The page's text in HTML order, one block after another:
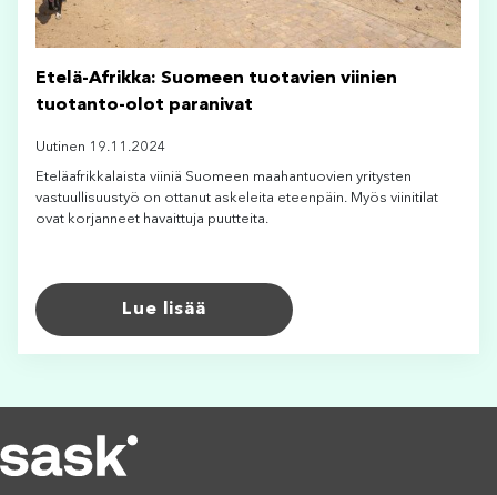
Etelä-Afrikka: Suomeen tuotavien viinien
tuotanto-olot paranivat
Uutinen 19.11.2024
Eteläafrikkalaista viiniä Suomeen maahantuovien yritysten
vastuullisuustyö on ottanut askeleita eteenpäin. Myös viinitilat
ovat korjanneet havaittuja puutteita.
Lue lisää